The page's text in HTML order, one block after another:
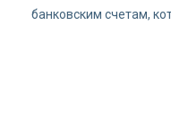
банковским счетам,